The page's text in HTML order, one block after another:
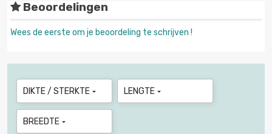
Beoordelingen
Wees de eerste om je beoordeling te schrijven !
DIKTE / STERKTE  LENGTE 
BREEDTE 